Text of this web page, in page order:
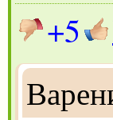
+5